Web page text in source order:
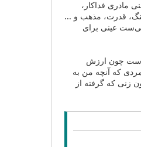
مادری فداکار،
قدرت، مذهب و ...
عینی برای
است چون ارزش
که آنچه من به
زنی که گرفته از